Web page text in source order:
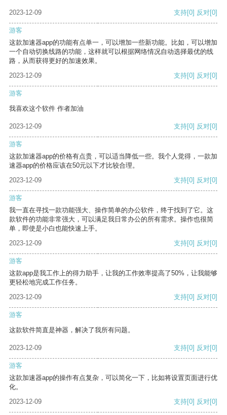
2023-12-09 支持[0] 反对[0]
游客
这款加速器app的功能有点单一，可以增加一些新功能。比如，可以增加
一个自动切换线路的功能，这样就可以根据网络情况自动选择最优的线
路，从而获得更好的加速效果。
2023-12-09
支持[0] 反对[0]
游客
我喜欢这个软件 作者加油
2023-12-09 支持[0] 反对[0]
游客
这款加速器app的价格有点贵，可以适当降低一些。我个人觉得，一款加
速器app的价格应该在50元以下才比较合理。
2023-12-09
支持[0] 反对[0]
游客
我一直在寻找一款功能强大、操作简单的办公软件，终于找到了它。这
款软件的功能非常强大，可以满足我日常办公的所有需求。操作也很简
单，即使是小白也能快速上手。
2023-12-09
支持[0] 反对[0]
游客
这款app是我工作上的得力助手，让我的工作效率提高了50%，让我能够
更轻松地完成工作任务。
2023-12-09
支持[0] 反对[0]
游客
这款软件简直是神器，解决了我所有问题。
2023-12-09 支持[0] 反对[0]
游客
这款加速器app的操作有点复杂，可以简化一下，比如将设置页面进行优
化。
2023-12-09
支持[0] 反对[0]